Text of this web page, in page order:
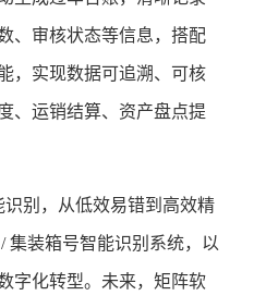
、审核状态等信息，搭配
，实现数据可追溯、可核
、运销结算、资产盘点提
识别，从低效易错到高效精
集装箱号智能识别系统，以
字化转型。未来，矩阵软